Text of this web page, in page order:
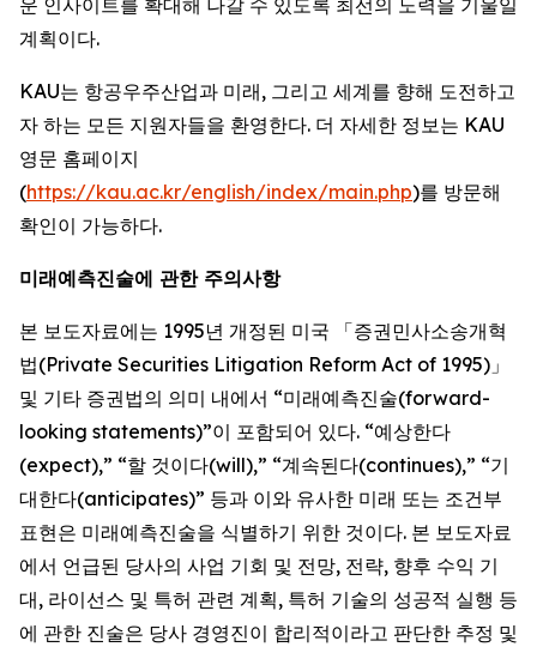
운 인사이트를 확대해 나갈 수 있도록 최선의 노력을 기울일
계획이다.
KAU는 항공우주산업과 미래, 그리고 세계를 향해 도전하고
자 하는 모든 지원자들을 환영한다. 더 자세한 정보는 KAU
영문 홈페이지
(https://kau.ac.kr/english/index/main.php)를 방문해
확인이 가능하다.
미래예측진술에 관한 주의사항
본 보도자료에는 1995년 개정된 미국 「증권민사소송개혁
법(Private Securities Litigation Reform Act of 1995)」
및 기타 증권법의 의미 내에서 “미래예측진술(forward-
looking statements)”이 포함되어 있다. “예상한다
(expect),” “할 것이다(will),” “계속된다(continues),” “기
대한다(anticipates)” 등과 이와 유사한 미래 또는 조건부
표현은 미래예측진술을 식별하기 위한 것이다. 본 보도자료
에서 언급된 당사의 사업 기회 및 전망, 전략, 향후 수익 기
대, 라이선스 및 특허 관련 계획, 특허 기술의 성공적 실행 등
에 관한 진술은 당사 경영진이 합리적이라고 판단한 추정 및